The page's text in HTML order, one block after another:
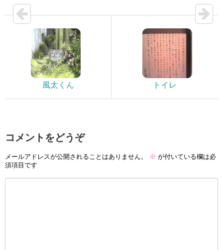
風太くん トイレ
コメントをどうぞ
メールアドレスが公開されることはありません。 ※ が付いている欄は必
須項目です